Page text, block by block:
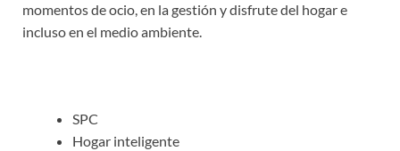
momentos de ocio, en la gestión y disfrute del hogar e
incluso en el medio ambiente.
SPC
Hogar inteligente